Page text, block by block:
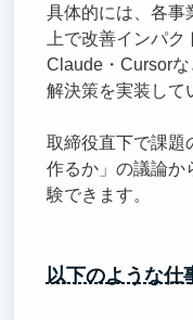
具体的には、各事
上で改善インパク
Claude・Cursor
解決策を実装して
取締役直下で課題
作るか」の議論か
験できます。
以下のような仕